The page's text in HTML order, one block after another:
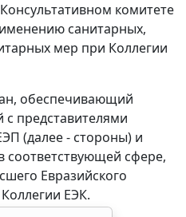
комитете
санитарных,
мер при Коллегии
обеспечивающий
с представителями
(далее - стороны) и
соответствующей сфере,
Евразийского
ЕЭК.